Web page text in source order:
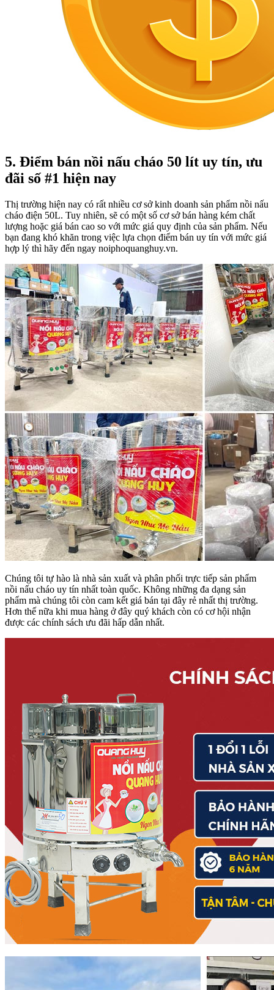
5. Điểm bán nồi nấu cháo 50 lít uy tín, ưu
đãi số #1 hiện nay
Thị trường hiện nay có rất nhiều cơ sở kinh doanh sản phẩm nồi nấu
cháo điện 50L. Tuy nhiên, sẽ có một số cơ sở bán hàng kém chất
lượng hoặc giá bán cao so với mức giá quy định của sản phẩm. Nếu
bạn đang khó khăn trong việc lựa chọn điểm bán uy tín với mức giá
hợp lý thì hãy đến ngay noiphoquanghuy.vn.
Chúng tôi tự hào là nhà sản xuất và phân phối trực tiếp sản phẩm
nồi nấu cháo uy tín nhất toàn quốc. Không những đa dạng sản
phẩm mà chúng tôi còn cam kết giá bán tại đây rẻ nhất thị trường.
Hơn thế nữa khi mua hàng ở đây quý khách còn có cơ hội nhận
được các chính sách ưu đãi hấp dẫn nhất.